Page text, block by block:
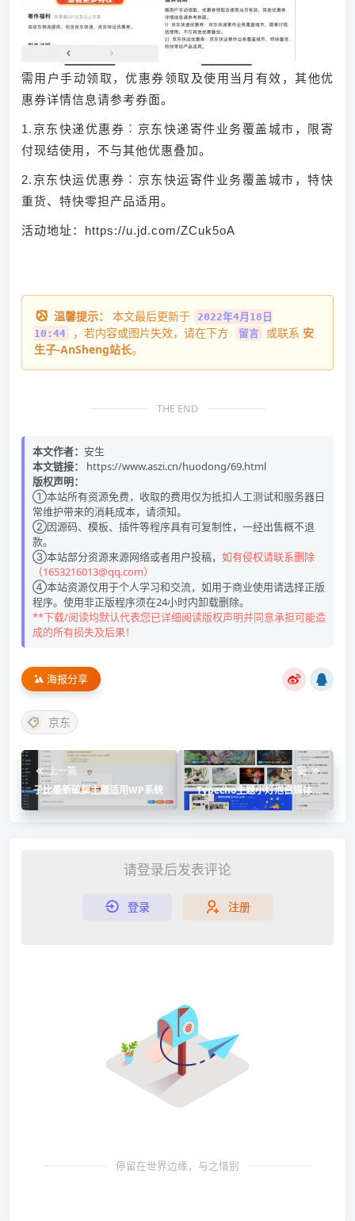
需用户手动领取，优惠券领取及使用当月有效，其他优
惠券详情信息请参考券面。
1.京东快递优惠券︰京东快递寄件业务覆盖城市，限寄
付现结使用，不与其他优惠叠加。
2.京东快运优惠券︰京东快运寄件业务覆盖城市，特快
重货、特快零担产品适用。
活动地址： https://u.jd.com/ZCuk5oA
温馨提示： 本文最后更新于
2022年4月18日
10:44
，若内容或图片失效，请在下方 留言 或联系 安
生子-AnSheng站长。
THE END
本文作者： 安生
本文链接：
https://www.aszi.cn/huodong/69.html
版权声明：
①本站所有资源免费，收取的费用仅为抵扣人工测试和服务器日
常维护带来的消耗成本，请须知。
②因源码、模板、插件等程序具有可复制性，一经出售概不退
款。
③本站部分资源来源网络或者用户投稿， 如有侵权请联系删除
（1653216013@qq.com）
④本站资源仅用于个人学习和交流，如用于商业使用请选择正版
程序。使用非正版程序须在24小时内卸载删除。
**下载/阅读均默认代表您已详细阅读版权声明并同意承担可能造
成的所有损失及后果！
海报分享
京东
上一篇
子比最新破解主题适用WP系统
下一篇
Typecho主题小灯泡自媒体博
客Spimes4.6源码下载
请登录后发表评论
登录 注册
停留在世界边缘，与之惜别